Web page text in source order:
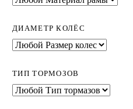
ДИАМЕТР КОЛЁС
ТИП ТОРМОЗОВ